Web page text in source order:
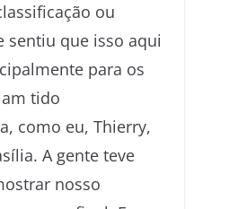
ou
sentiu que isso aqui
para os
tido
como eu, Thierry,
A gente teve
nosso